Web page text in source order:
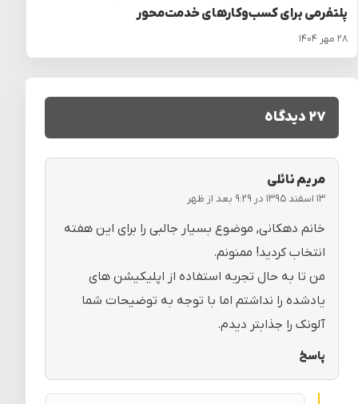
پلتفرمی برای کسب‌وکارهای خدمت‌محور
۲۸ مهر ۱۴۰۴
۲۷ دیدگاه
مریم نائلی
۱۳ اسفند ۱۳۹۵ در ۹:۲۹ بعد از ظهر
خانم دهکانی, موضوع بسیار جالبی را برای این هفته
انتخاب کردید! ممنونم.
من تا به حال تجربه استفاده از اپلیکیشن های
یادشده را نداشتم اما با توجه به توضیحات شما
آلونک را جذابتر دیدم.
پاسخ